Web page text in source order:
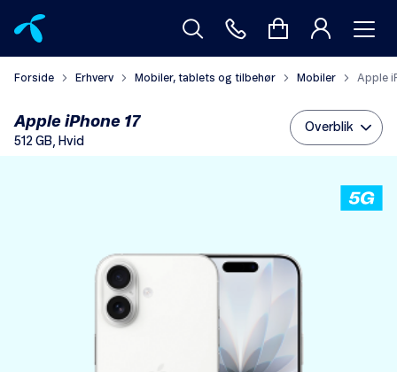
Forside Erhverv Mobiler, tablets og tilbehør Mobiler Apple
Apple iPhone 17
512 GB, Hvid
Overblik